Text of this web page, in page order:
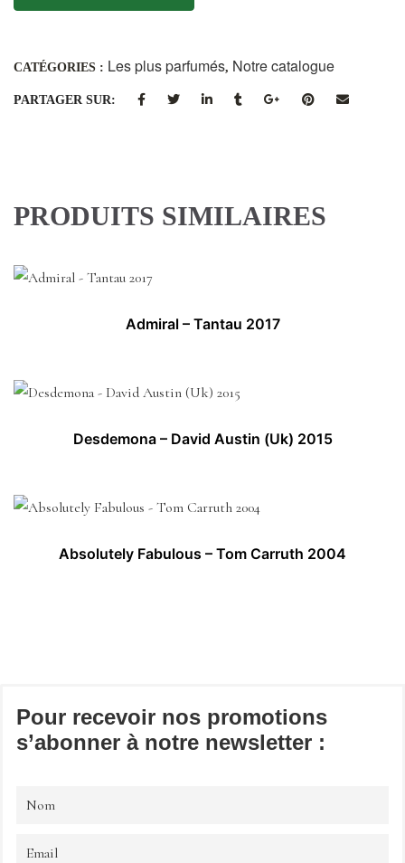
CATÉGORIES : Les plus parfumés, Notre catalogue
PARTAGER SUR:
PRODUITS SIMILAIRES
Admiral – Tantau 2017
Desdemona – David Austin (Uk) 2015
Absolutely Fabulous – Tom Carruth 2004
Pour recevoir nos promotions
s’abonner à notre newsletter :